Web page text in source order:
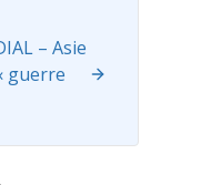
f2ThpE--
Remerciez
visionnez
– Asie
guerre